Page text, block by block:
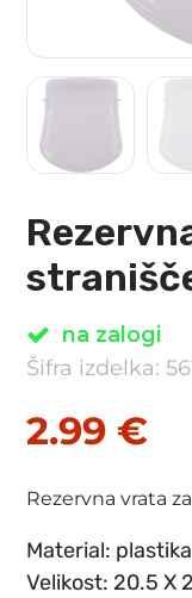
na zalogi
Šifra izdelka:
2.99 €
Rezervna vrata
Material: plastika
Velikost: 20.5 X